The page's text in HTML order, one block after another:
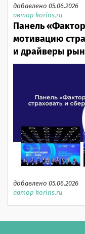
добавлено 05.06.2026
автор korins.ru
Панель
мотивацию
и драйверы
добавлено 05.06.2026
автор korins.ru